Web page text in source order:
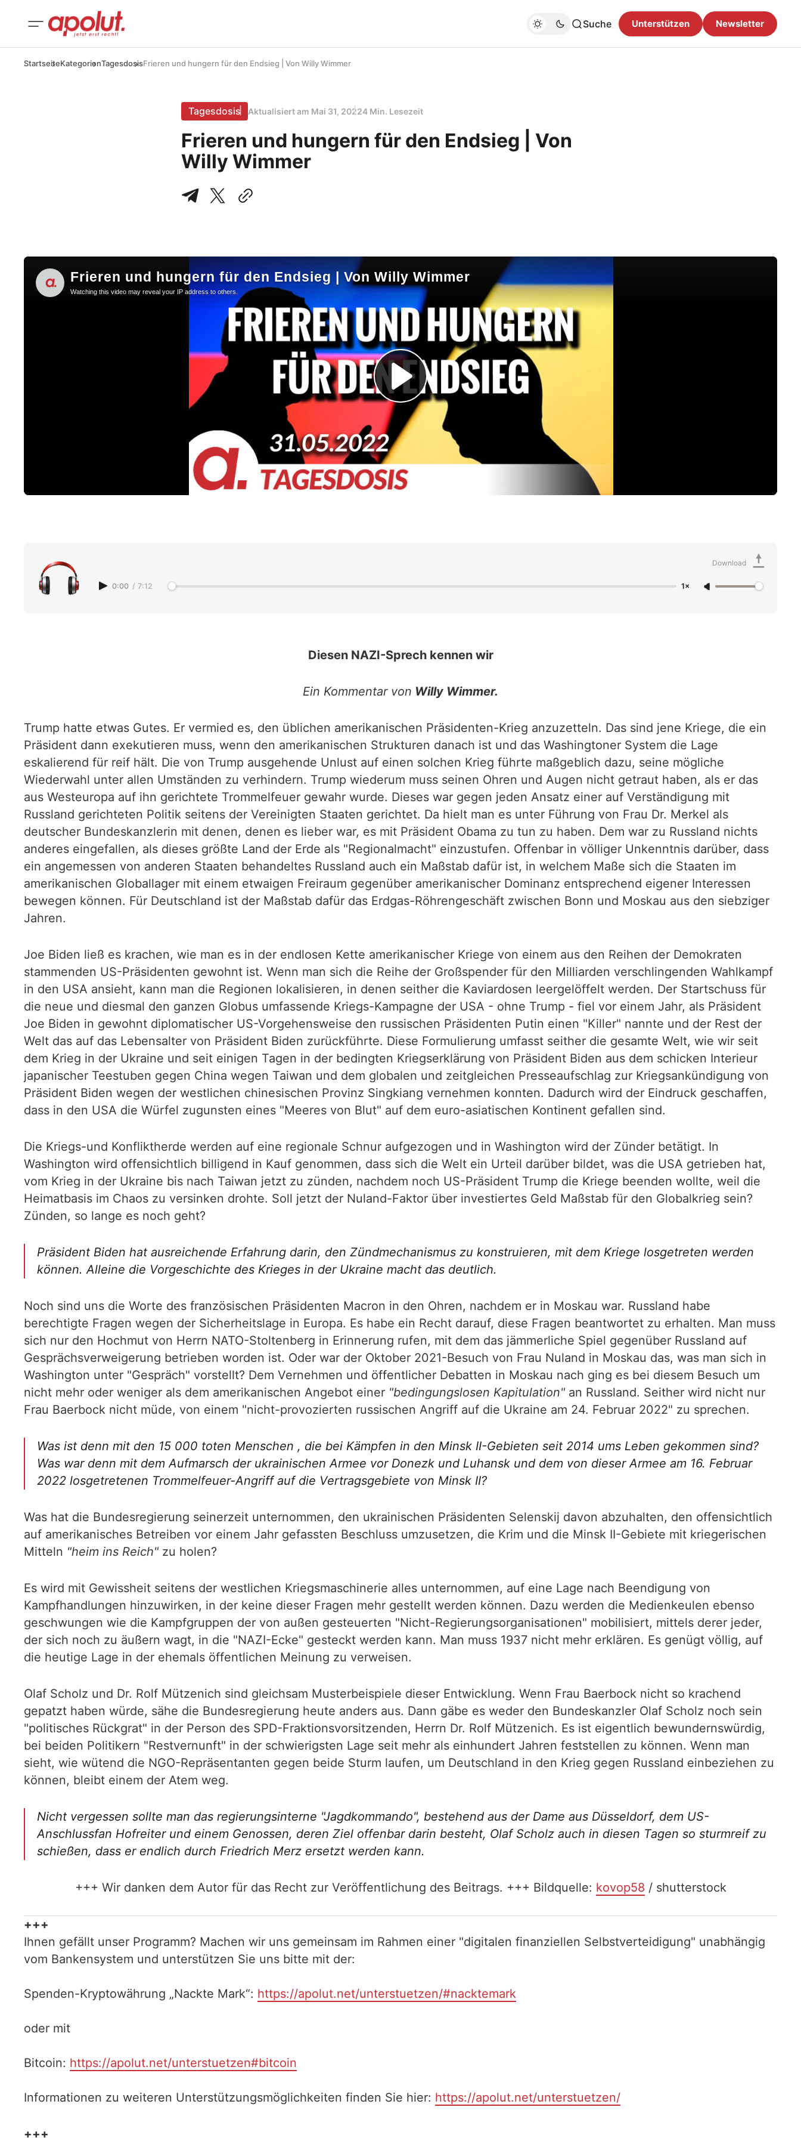
Suche Unterstützen Newsletter
StartseiteKategorienTagesdosisFrieren und hungern für den Endsieg | Von Willy Wimmer
Tagesdosis Aktualisiert am Mai 31, 20224 Min. Lesezeit
Frieren und hungern für den Endsieg | Von
Willy Wimmer
0:00 / 7:12 1×
Download
Diesen NAZI-Sprech kennen wir
Ein Kommentar von Willy Wimmer.
Trump hatte etwas Gutes. Er vermied es, den üblichen amerikanischen Präsidenten-Krieg anzuzetteln. Das sind jene Kriege, die ein
Präsident dann exekutieren muss, wenn den amerikanischen Strukturen danach ist und das Washingtoner System die Lage
eskalierend für reif hält. Die von Trump ausgehende Unlust auf einen solchen Krieg führte maßgeblich dazu, seine mögliche
Wiederwahl unter allen Umständen zu verhindern. Trump wiederum muss seinen Ohren und Augen nicht getraut haben, als er das
aus Westeuropa auf ihn gerichtete Trommelfeuer gewahr wurde. Dieses war gegen jeden Ansatz einer auf Verständigung mit
Russland gerichteten Politik seitens der Vereinigten Staaten gerichtet. Da hielt man es unter Führung von Frau Dr. Merkel als
deutscher Bundeskanzlerin mit denen, denen es lieber war, es mit Präsident Obama zu tun zu haben. Dem war zu Russland nichts
anderes eingefallen, als dieses größte Land der Erde als "Regionalmacht" einzustufen. Offenbar in völliger Unkenntnis darüber, dass
ein angemessen von anderen Staaten behandeltes Russland auch ein Maßstab dafür ist, in welchem Maße sich die Staaten im
amerikanischen Globallager mit einem etwaigen Freiraum gegenüber amerikanischer Dominanz entsprechend eigener Interessen
bewegen können. Für Deutschland ist der Maßstab dafür das Erdgas-Röhrengeschäft zwischen Bonn und Moskau aus den siebziger
Jahren.
Joe Biden ließ es krachen, wie man es in der endlosen Kette amerikanischer Kriege von einem aus den Reihen der Demokraten
stammenden US-Präsidenten gewohnt ist. Wenn man sich die Reihe der Großspender für den Milliarden verschlingenden Wahlkampf
in den USA ansieht, kann man die Regionen lokalisieren, in denen seither die Kaviardosen leergelöffelt werden. Der Startschuss für
die neue und diesmal den ganzen Globus umfassende Kriegs-Kampagne der USA - ohne Trump - fiel vor einem Jahr, als Präsident
Joe Biden in gewohnt diplomatischer US-Vorgehensweise den russischen Präsidenten Putin einen "Killer" nannte und der Rest der
Welt das auf das Lebensalter von Präsident Biden zurückführte. Diese Formulierung umfasst seither die gesamte Welt, wie wir seit
dem Krieg in der Ukraine und seit einigen Tagen in der bedingten Kriegserklärung von Präsident Biden aus dem schicken Interieur
japanischer Teestuben gegen China wegen Taiwan und dem globalen und zeitgleichen Presseaufschlag zur Kriegsankündigung von
Präsident Biden wegen der westlichen chinesischen Provinz Singkiang vernehmen konnten. Dadurch wird der Eindruck geschaffen,
dass in den USA die Würfel zugunsten eines "Meeres von Blut" auf dem euro-asiatischen Kontinent gefallen sind.
Die Kriegs-und Konfliktherde werden auf eine regionale Schnur aufgezogen und in Washington wird der Zünder betätigt. In
Washington wird offensichtlich billigend in Kauf genommen, dass sich die Welt ein Urteil darüber bildet, was die USA getrieben hat,
vom Krieg in der Ukraine bis nach Taiwan jetzt zu zünden, nachdem noch US-Präsident Trump die Kriege beenden wollte, weil die
Heimatbasis im Chaos zu versinken drohte. Soll jetzt der Nuland-Faktor über investiertes Geld Maßstab für den Globalkrieg sein?
Zünden, so lange es noch geht?
Präsident Biden hat ausreichende Erfahrung darin, den Zündmechanismus zu konstruieren, mit dem Kriege losgetreten werden
können. Alleine die Vorgeschichte des Krieges in der Ukraine macht das deutlich.
Noch sind uns die Worte des französischen Präsidenten Macron in den Ohren, nachdem er in Moskau war. Russland habe
berechtigte Fragen wegen der Sicherheitslage in Europa. Es habe ein Recht darauf, diese Fragen beantwortet zu erhalten. Man muss
sich nur den Hochmut von Herrn NATO-Stoltenberg in Erinnerung rufen, mit dem das jämmerliche Spiel gegenüber Russland auf
Gesprächsverweigerung betrieben worden ist. Oder war der Oktober 2021-Besuch von Frau Nuland in Moskau das, was man sich in
Washington unter "Gespräch" vorstellt? Dem Vernehmen und öffentlicher Debatten in Moskau nach ging es bei diesem Besuch um
nicht mehr oder weniger als dem amerikanischen Angebot einer "bedingungslosen Kapitulation" an Russland. Seither wird nicht nur
Frau Baerbock nicht müde, von einem "nicht-provozierten russischen Angriff auf die Ukraine am 24. Februar 2022" zu sprechen.
Was ist denn mit den 15 000 toten Menschen , die bei Kämpfen in den Minsk II-Gebieten seit 2014 ums Leben gekommen sind?
Was war denn mit dem Aufmarsch der ukrainischen Armee vor Donezk und Luhansk und dem von dieser Armee am 16. Februar
2022 losgetretenen Trommelfeuer-Angriff auf die Vertragsgebiete von Minsk II?
Was hat die Bundesregierung seinerzeit unternommen, den ukrainischen Präsidenten Selenskij davon abzuhalten, den offensichtlich
auf amerikanisches Betreiben vor einem Jahr gefassten Beschluss umzusetzen, die Krim und die Minsk II-Gebiete mit kriegerischen
Mitteln "heim ins Reich" zu holen?
Es wird mit Gewissheit seitens der westlichen Kriegsmaschinerie alles unternommen, auf eine Lage nach Beendigung von
Kampfhandlungen hinzuwirken, in der keine dieser Fragen mehr gestellt werden können. Dazu werden die Medienkeulen ebenso
geschwungen wie die Kampfgruppen der von außen gesteuerten "Nicht-Regierungsorganisationen" mobilisiert, mittels derer jeder,
der sich noch zu äußern wagt, in die "NAZI-Ecke" gesteckt werden kann. Man muss 1937 nicht mehr erklären. Es genügt völlig, auf
die heutige Lage in der ehemals öffentlichen Meinung zu verweisen.
Olaf Scholz und Dr. Rolf Mützenich sind gleichsam Musterbeispiele dieser Entwicklung. Wenn Frau Baerbock nicht so krachend
gepatzt haben würde, sähe die Bundesregierung heute anders aus. Dann gäbe es weder den Bundeskanzler Olaf Scholz noch sein
"politisches Rückgrat" in der Person des SPD-Fraktionsvorsitzenden, Herrn Dr. Rolf Mützenich. Es ist eigentlich bewundernswürdig,
bei beiden Politikern "Restvernunft" in der schwierigsten Lage seit mehr als einhundert Jahren feststellen zu können. Wenn man
sieht, wie wütend die NGO-Repräsentanten gegen beide Sturm laufen, um Deutschland in den Krieg gegen Russland einbeziehen zu
können, bleibt einem der Atem weg.
Nicht vergessen sollte man das regierungsinterne "Jagdkommando", bestehend aus der Dame aus Düsseldorf, dem US-
Anschlussfan Hofreiter und einem Genossen, deren Ziel offenbar darin besteht, Olaf Scholz auch in diesen Tagen so sturmreif zu
schießen, dass er endlich durch Friedrich Merz ersetzt werden kann.
+++ Wir danken dem Autor für das Recht zur Veröffentlichung des Beitrags. +++ Bildquelle: kovop58 / shutterstock
+++
Ihnen gefällt unser Programm? Machen wir uns gemeinsam im Rahmen einer "digitalen finanziellen Selbstverteidigung" unabhängig
vom Bankensystem und unterstützen Sie uns bitte mit der:
Spenden-Kryptowährung „Nackte Mark“: https://apolut.net/unterstuetzen/#nacktemark
oder mit
Bitcoin: https://apolut.net/unterstuetzen#bitcoin
Informationen zu weiteren Unterstützungsmöglichkeiten finden Sie hier: https://apolut.net/unterstuetzen/
+++